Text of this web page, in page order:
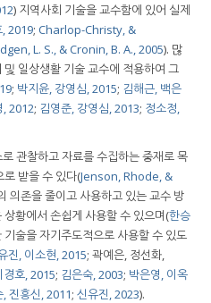
) 지역사회 기술을 교수함에 있어 실제
, 2019; Charlop-Christy, &
L. S., & Cronin, B. A., 2005). 많
일상생활 기술 교수에 적용하여 그
; 박지윤, 강영심, 2015; 김해근, 백은
, 2012; 김영준, 강영심, 2013; 정소정,
관찰하고 자료를 수집하는 중재로 목
로 받을 수 있다(Jenson, Rhode, &
의존을 줄이고 사용하고 있는 교수 방
황에서 손쉽게 사용할 수 있으며(한승
술을 자기주도적으로 사용할 수 있도
진, 이소현, 2015; 곽예은, 정선화,
경호, 2015; 김은숙, 2003; 박은영, 이옥
진흥신, 2011; 신유진, 2023).